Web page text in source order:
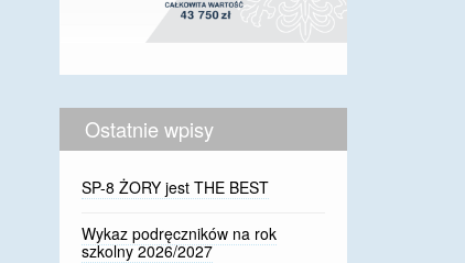
Ostatnie wpisy
SP-8 ŻORY jest THE BEST
Wykaz podręczników na rok
szkolny 2026/2027